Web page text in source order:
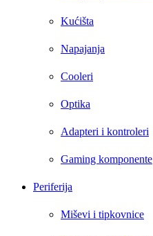
Kućišta
Napajanja
Cooleri
Optika
Adapteri i kontroleri
Gaming komponente
Periferija
Miševi i tipkovnice